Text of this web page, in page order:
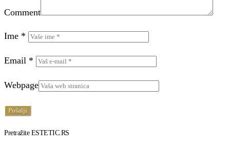
Comment
Ime *
Email *
Webpage
Pretražite ESTETIC.RS